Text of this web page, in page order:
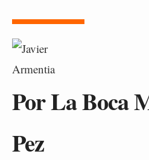
Por La Boca
Pez